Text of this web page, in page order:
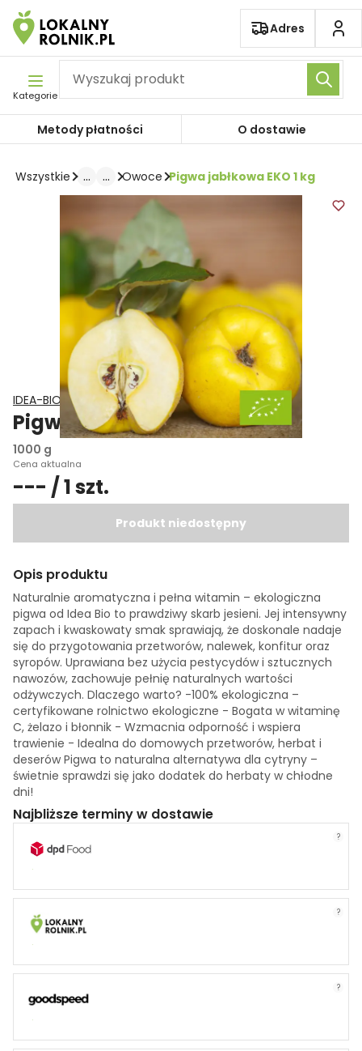
Pomiń nawigację
Adres
Kategorie
Metody płatności O dostawie
Wszystkie ... ... Owoce Pigwa jabłkowa EKO 1 kg
IDEA-BIO Dariusz Tamara Krężlewicz
Pigwa jabłkowa EKO
1000 g
Cena aktualna
--- / 1 szt.
Produkt niedostępny
Opis produktu
Naturalnie aromatyczna i pełna witamin – ekologiczna
pigwa od Idea Bio to prawdziwy skarb jesieni. Jej intensywny
zapach i kwaskowaty smak sprawiają, że doskonale nadaje
się do przygotowania przetworów, nalewek, konfitur oraz
syropów. Uprawiana bez użycia pestycydów i sztucznych
nawozów, zachowuje pełnię naturalnych wartości
odżywczych. Dlaczego warto? -100% ekologiczna –
certyfikowane rolnictwo ekologiczne - Bogata w witaminę
C, żelazo i błonnik - Wzmacnia odporność i wspiera
trawienie - Idealna do domowych przetworów, herbat i
deserów Pigwa to naturalna alternatywa dla cytryny –
świetnie sprawdzi się jako dodatek do herbaty w chłodne
dni!
Najbliższe terminy w dostawie
?
?
?